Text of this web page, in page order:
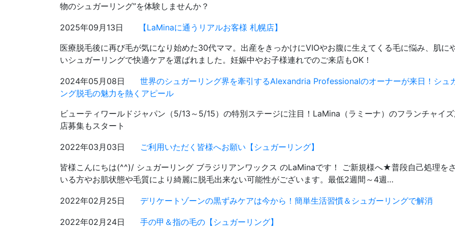
物のシュガーリング”を体験しませんか？
2025年09月13日
【LaMinaに通うリアルお客様 札幌店】
医療脱毛後に再び毛が気になり始めた30代ママ。出産をきっかけにVIOやお腹に生えてくる毛に悩み、肌に
いシュガーリングで快適ケアを選ばれました。妊娠中やお子様連れでのご来店もOK！
2024年05月08日
世界のシュガーリング界を牽引するAlexandria Professionalのオーナーが来日！シュ
ング脱毛の魅力を熱くアピール
ビューティワールドジャパン（5/13～5/15）の特別ステージに注目！LaMina（ラミーナ）のフランチャイズ
店募集もスタート
2022年03月03日
ご利用いただく皆様へお願い【シュガーリング】
皆様こんにちは(^^)/ シュガーリング ブラジリアンワックス のLaMinaです！ ご新規様へ★普段自己処理を
いる方やお肌状態や毛質により綺麗に脱毛出来ない可能性がございます。最低2週間～4週…
2022年02月25日 デリケートゾーンの黒ずみケアは今から！簡単生活習慣＆シュガーリングで解消
2022年02月24日 手の甲＆指の毛の【シュガーリング】